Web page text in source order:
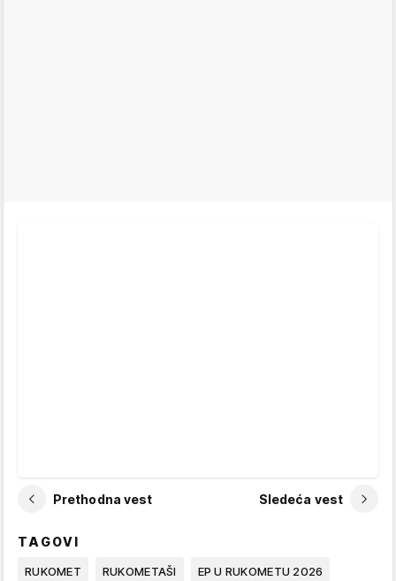
Prethodna vest Sledeća vest
TAGOVI
RUKOMET RUKOMETAŠI EP U RUKOMETU 2026